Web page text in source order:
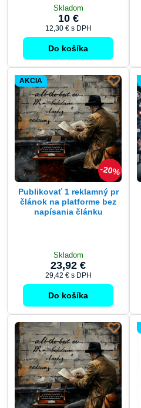
Skladom
10 €
12,30 € s DPH
Do košíka
20%
AKCIA
Publikovať 1 reklamný pr
článok na platforme bez
napísania článku
Skladom
23,92 €
29,42 € s DPH
Do košíka